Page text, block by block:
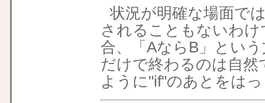
状況が明確な場面で
されることもないわ
合、「AならB」とい
だけで終わるのは自然
ように"if"のあとをは